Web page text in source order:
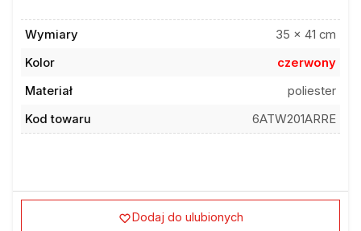
Wymiary
35 x 41 cm
Kolor
czerwony
Materiał
poliester
Kod towaru
6ATW201ARRE
Dodaj do ulubionych